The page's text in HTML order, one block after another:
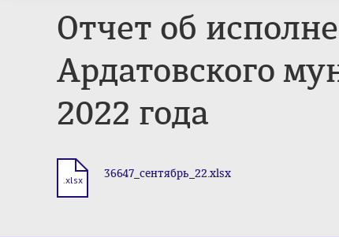
Отчет об
Ардатовского
2022 года
.xlsx 36647_сентябрь_22.xlsx